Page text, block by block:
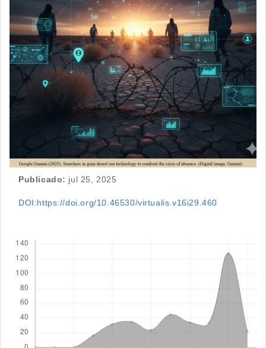
Publicado: jul 25, 2025
DOI:https://doi.org/10.46530/virtualis.v16i29.460